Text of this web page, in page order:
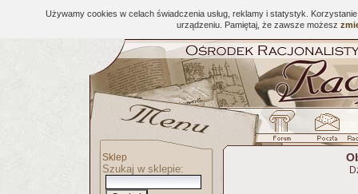
Używamy cookies w celach świadczenia usług, reklamy i statystyk.
urządzeniu. Pamiętaj, że zawsze możesz
Sklep
Szukaj w sklepie: